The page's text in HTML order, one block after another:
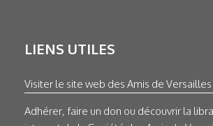
LIENS UTILES
Visiter le site web des Amis de Versailles
Adhérer, faire un don ou découvrir la